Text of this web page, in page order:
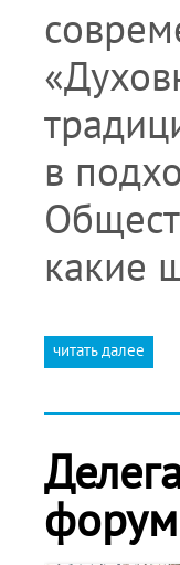
в
какие
читать далее